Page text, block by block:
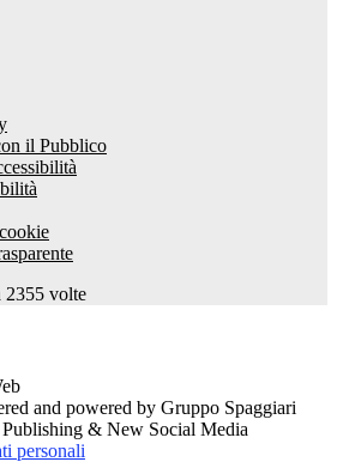
il Pubblico
2355 volte
and powered by Gruppo Spaggiari
& New Social Media
personali